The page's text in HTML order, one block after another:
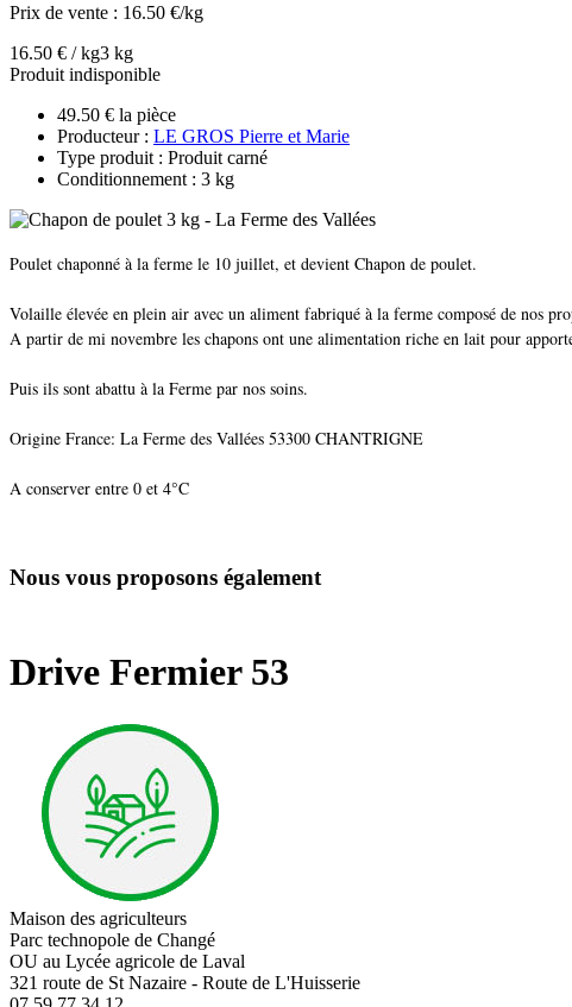
Prix de vente : 16.50 €/kg
16.50 € / kg3 kg
Produit indisponible
49.50 € la pièce
Producteur : LE GROS Pierre et Marie
Type produit : Produit carné
Conditionnement : 3 kg
Poulet chaponné à la ferme le 10 juillet, et devient Chapon de poulet.
Volaille élevée en plein air avec un aliment fabriqué à la ferme composé de nos
A partir de mi novembre les chapons ont une alimentation riche en lait pour
Puis ils sont abattu à la Ferme par nos soins.
Origine France: La Ferme des Vallées 53300 CHANTRIGNE
A conserver entre 0 et 4°C
Nous vous proposons également
Drive Fermier 53
Maison des agriculteurs
Parc technopole de Changé
OU au Lycée agricole de Laval
321 route de St Nazaire - Route de L'Huisserie